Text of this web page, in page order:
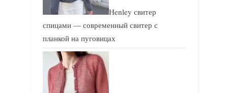
Henley свитер
спицами — современный свитер с
планкой на пуговицах